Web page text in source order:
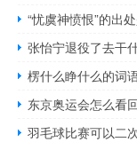
“忧虞神愤恨”的出
张怡宁退役了去干
楞什么睁什么的词
东京奥运会怎么看
羽毛球比赛可以二